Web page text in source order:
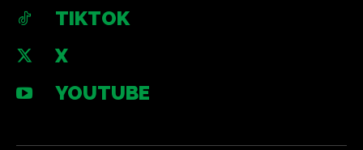
TIKTOK
X
YOUTUBE